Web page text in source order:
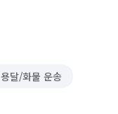
용달/화물 운송